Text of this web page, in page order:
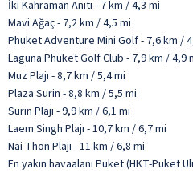
İki Kahraman Anıtı - 7 km / 4,3 mi
Mavi Ağaç - 7,2 km / 4,5 mi
Phuket Adventure Mini Golf - 7,6 km /
Laguna Phuket Golf Club - 7,9 km / 4,9
Muz Plajı - 8,7 km / 5,4 mi
Plaza Surin - 8,8 km / 5,5 mi
Surin Plajı - 9,9 km / 6,1 mi
Laem Singh Plajı - 10,7 km / 6,7 mi
Nai Thon Plajı - 11 km / 6,8 mi
En yakın havaalanı Puket (HKT-Puket